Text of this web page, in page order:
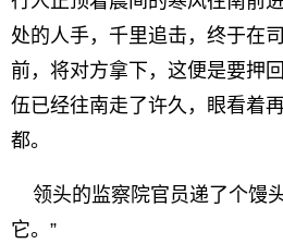
处的人手，千里追击，终于在
前，将对方拿下，这便是要押
伍已经往南走了许久，眼看着
都。
领头的监察院官员递了个馒
它。”